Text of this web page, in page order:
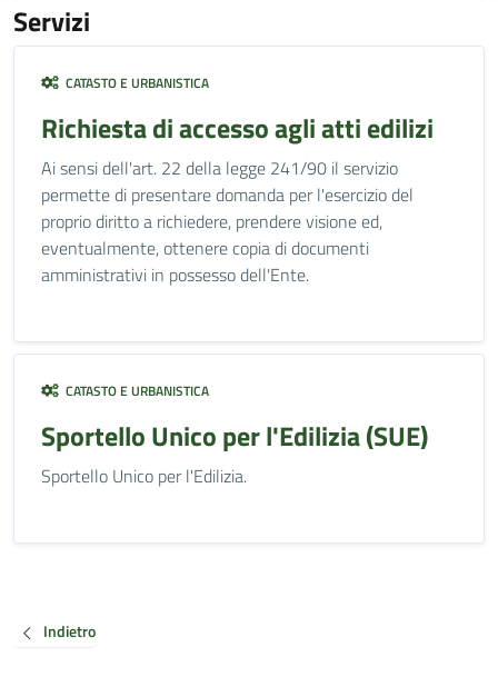
Servizi
CATASTO E URBANISTICA
Richiesta di accesso agli atti edilizi
Ai sensi dell'art. 22 della legge 241/90 il servizio
permette di presentare domanda per l'esercizio del
proprio diritto a richiedere, prendere visione ed,
eventualmente, ottenere copia di documenti
amministrativi in possesso dell'Ente.
CATASTO E URBANISTICA
Sportello Unico per l'Edilizia (SUE)
Sportello Unico per l'Edilizia.
Indietro